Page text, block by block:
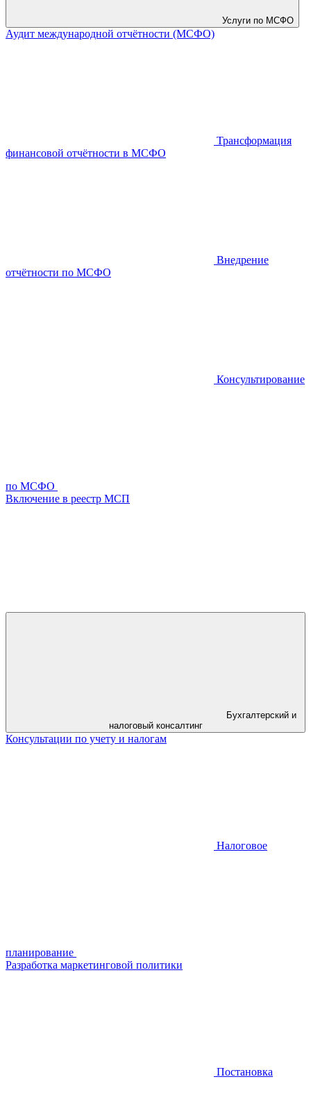
Услуги по МСФО
Аудит международной отчётности (МСФО)
Трансформация
финансовой отчётности в МСФО
Внедрение
отчётности по МСФО
Консультирование
по МСФО
Включение в реестр МСП
налоговый консалтинг
Консультации по учету и налогам
Налоговое
планирование
Разработка маркетинговой политики
Постановка